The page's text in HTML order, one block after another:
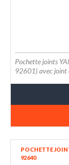
Pochette joints
92601) avec joint
POCHETTE
92640